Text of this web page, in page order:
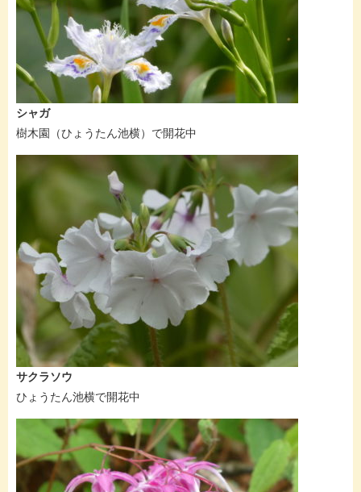
シャガ
樹木園（ひょうたん池横）で開花中
サクラソウ
ひょうたん池横で開花中